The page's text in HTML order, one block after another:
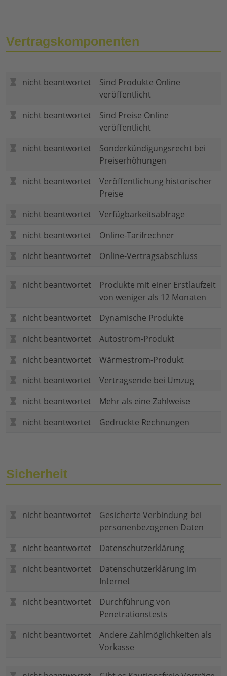
Vertragskomponenten
nicht beantwortet
Sind Produkte Online
veröffentlicht
nicht beantwortet
Sind Preise Online
veröffentlicht
nicht beantwortet
Sonderkündigungsrecht bei
Preiserhöhungen
nicht beantwortet
Veröffentlichung historischer
Preise
nicht beantwortet
Verfügbarkeitsabfrage
nicht beantwortet
Online-Tarifrechner
nicht beantwortet
Online-Vertragsabschluss
nicht beantwortet
Produkte mit einer Erstlaufzeit
von weniger als 12 Monaten
nicht beantwortet
Dynamische Produkte
nicht beantwortet
Autostrom-Produkt
nicht beantwortet
Wärmestrom-Produkt
nicht beantwortet
Vertragsende bei Umzug
nicht beantwortet
Mehr als eine Zahlweise
nicht beantwortet
Gedruckte Rechnungen
Sicherheit
nicht beantwortet
Gesicherte Verbindung bei
personenbezogenen Daten
nicht beantwortet
Datenschutzerklärung
nicht beantwortet
Datenschutzerklärung im
Internet
nicht beantwortet
Durchführung von
Penetrationstests
nicht beantwortet
Andere Zahlmöglichkeiten als
Vorkasse